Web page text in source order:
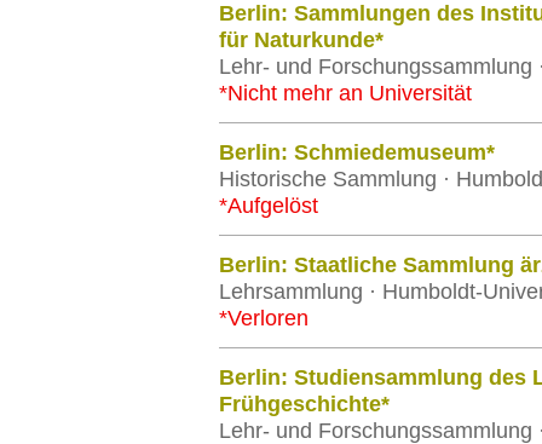
Berlin: Sammlungen des
für Naturkunde*
Lehr- und Forschungssammlung
*Nicht mehr an Universität
Berlin: Schmiedemuseum*
Historische Sammlung ·
*Aufgelöst
Berlin: Staatliche Sammlung
Lehrsammlung · Humboldt-
*Verloren
Berlin: Studiensammlung des
Frühgeschichte*
Lehr- und Forschungssammlung